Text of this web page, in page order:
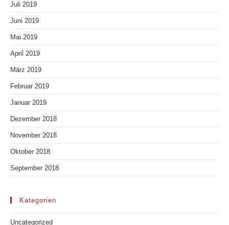
Juli 2019
Juni 2019
Mai 2019
April 2019
März 2019
Februar 2019
Januar 2019
Dezember 2018
November 2018
Oktober 2018
September 2018
Kategorien
Uncategorized